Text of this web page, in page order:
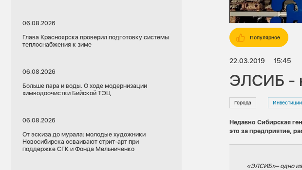
06.08.2026
Глава Красноярска проверил подготовку системы
теплоснабжения к зиме
06.08.2026
Больше пара и воды. О ходе модернизации
химводоочистки Бийской ТЭЦ
06.08.2026
От эскиза до мурала: молодые художники
Новосибирска осваивают стрит-арт при
поддержке СГК и Фонда Мельниченко
Популярное
22.03.2019 15:45
ЭЛСИБ -
Города Инвестиции
Недавно Сибирская
это за предприятие,
«ЭЛСИБ»– одно из